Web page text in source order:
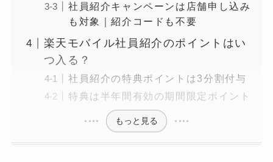
社員紹介キャンペーンは店舗申し込み
も対象｜紹介コードも不要
楽天モバイル社員紹介のポイントはい
つ入る？
社員紹介の特典ポイントは3分割付与
特典は半年間有効の期間限定ポイント
もっと見る